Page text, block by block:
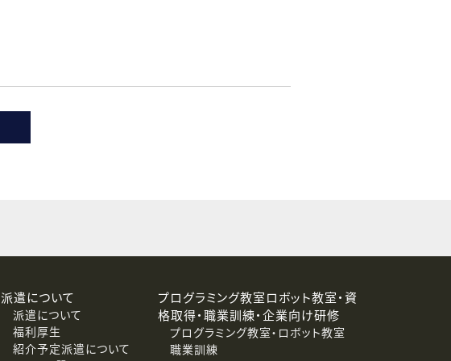
派遣について
派遣について
福利厚生
紹介予定派遣について
プログラミング教室ロボット教室・資
格取得・職業訓練・企業向け研修
プログラミング教室・ロボット教室
職業訓練